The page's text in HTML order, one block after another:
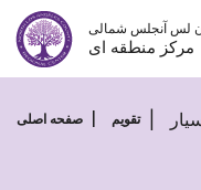
پرش
محتوا
لس آنجلس شمالی
مرکز منطقه ای
صفحه اصلی تقویم